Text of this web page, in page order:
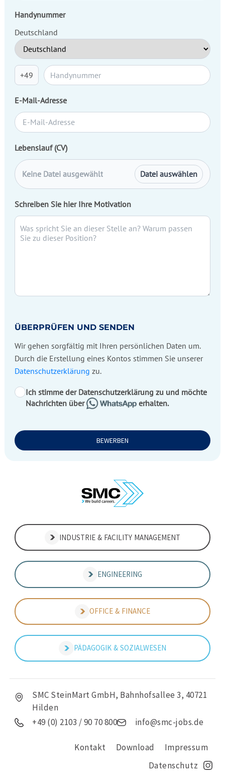
Handynummer
Deutschland
+49
E-Mail-Adresse
Lebenslauf (CV)
Keine Datei ausgewählt Datei auswählen
Schreiben Sie hier Ihre Motivation
ÜBERPRÜFEN UND SENDEN
Wir gehen sorgfältig mit Ihren persönlichen Daten um.
Durch die Erstellung eines Kontos stimmen Sie unserer
Datenschutzerklärung zu.
Ich stimme der Datenschutzerklärung zu und möchte
Nachrichten über
erhalten.
BEWERBEN
INDUSTRIE & FACILITY MANAGEMENT
ENGINEERING
OFFICE & FINANCE
PÄDAGOGIK & SOZIALWESEN
SMC SteinMart GmbH, Bahnhofsallee 3, 40721
Hilden
+49 (0) 2103 / 90 70 800
info@smc-jobs.de
Kontakt Download
Impressum
Datenschutz